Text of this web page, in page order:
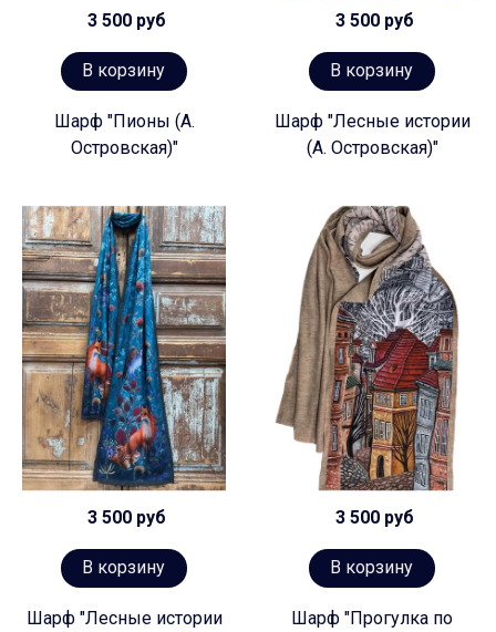
3 500 руб
В корзину
Шарф "Пионы (А.
Островская)"
3 500 руб
В корзину
Шарф "Лесные истории
(А. Островская)"
3 500 руб
В корзину
Шарф "Лесные истории
3 500 руб
В корзину
Шарф "Прогулка по